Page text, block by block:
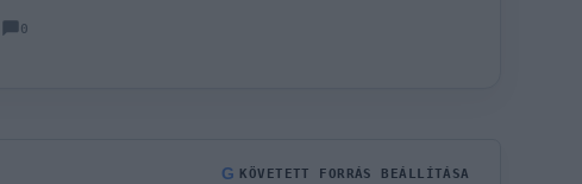
0
G KÖVETETT FORRÁS BEÁLLÍTÁSA